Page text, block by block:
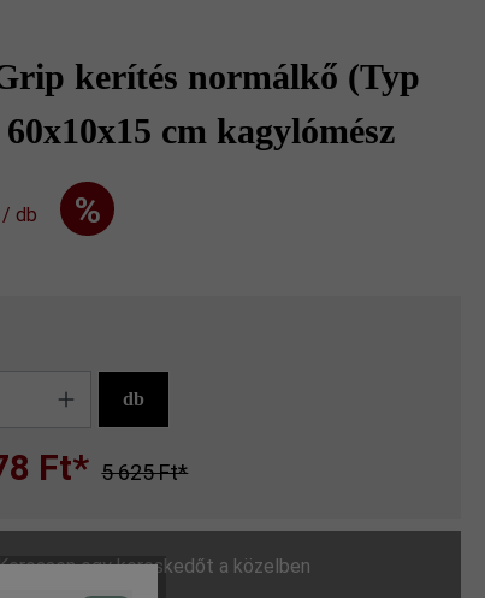
kerítés normálkő (Typ
cm kagylómész
/ db %
db
Ft* 5 625 Ft*
egy kereskedőt a közelben